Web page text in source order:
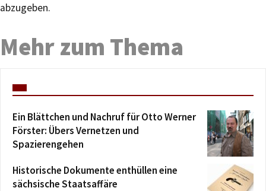
abzugeben.
Mehr zum Thema
Ein Blättchen und Nachruf für Otto Werner
Förster: Übers Vernetzen und
Spazierengehen
Historische Dokumente enthüllen eine
sächsische Staatsaffäre